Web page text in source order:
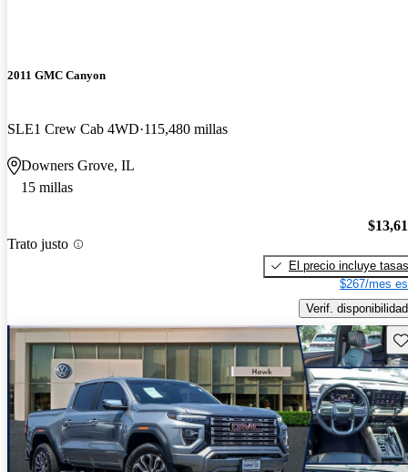
2011 GMC Canyon
SLE1 Crew Cab 4WD 115,480 millas
Downers Grove, IL
15 millas
Trato justo
El precio incluye tasas
$267/mes
Verif. disponibilidad